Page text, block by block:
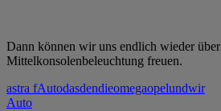
Dann können wir uns endlich wieder
Mittelkonsolenbeleuchtung freuen.
astra fAutodasdendieomegaopelundwir
Auto